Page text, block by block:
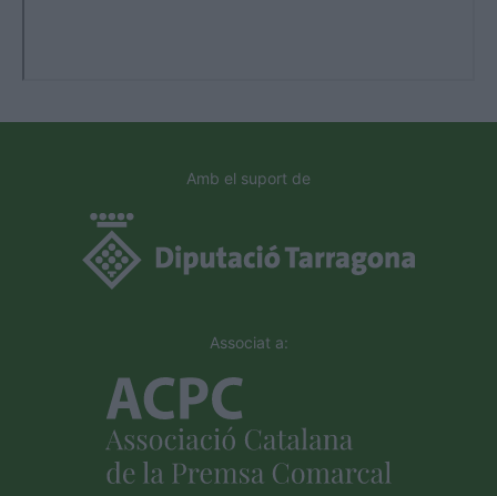
Amb el suport de
Associat a: